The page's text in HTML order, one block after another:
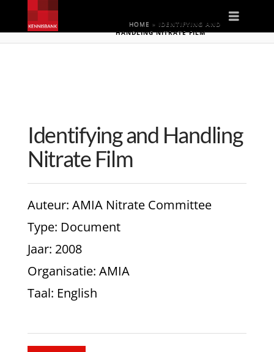
HOME » IDENTIFYING AND
HANDLING NITRATE FILM
Identifying and Handling
Nitrate Film
Auteur: AMIA Nitrate Committee
Type: Document
Jaar: 2008
Organisatie: AMIA
Taal: English